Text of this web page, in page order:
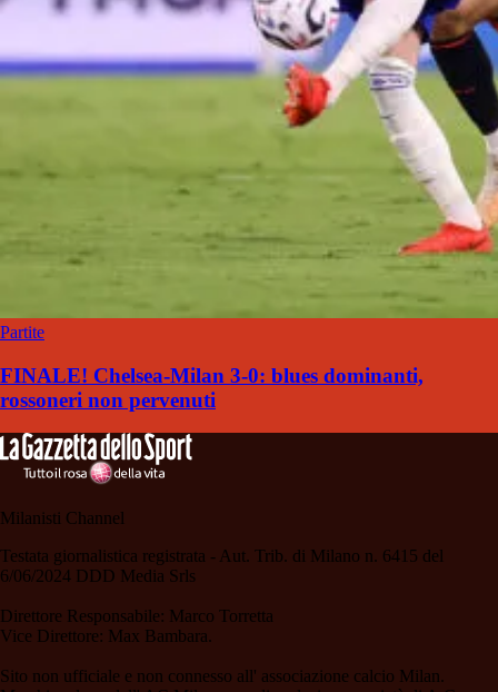
Partite
FINALE! Chelsea-Milan 3-0: blues dominanti,
rossoneri non pervenuti
Milanisti Channel
Testata giornalistica registrata - Aut. Trib. di Milano n. 6415 del
6/06/2024 DDD Media Srls
Direttore Responsabile: Marco Torretta
Vice Direttore: Max Bambara.
Sito non ufficiale e non connesso all' associazione calcio Milan.